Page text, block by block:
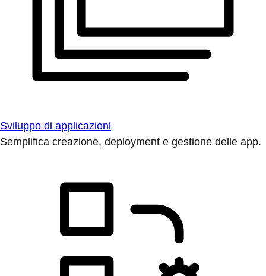
Sviluppo di applicazioni
Semplifica creazione, deployment e gestione delle app.